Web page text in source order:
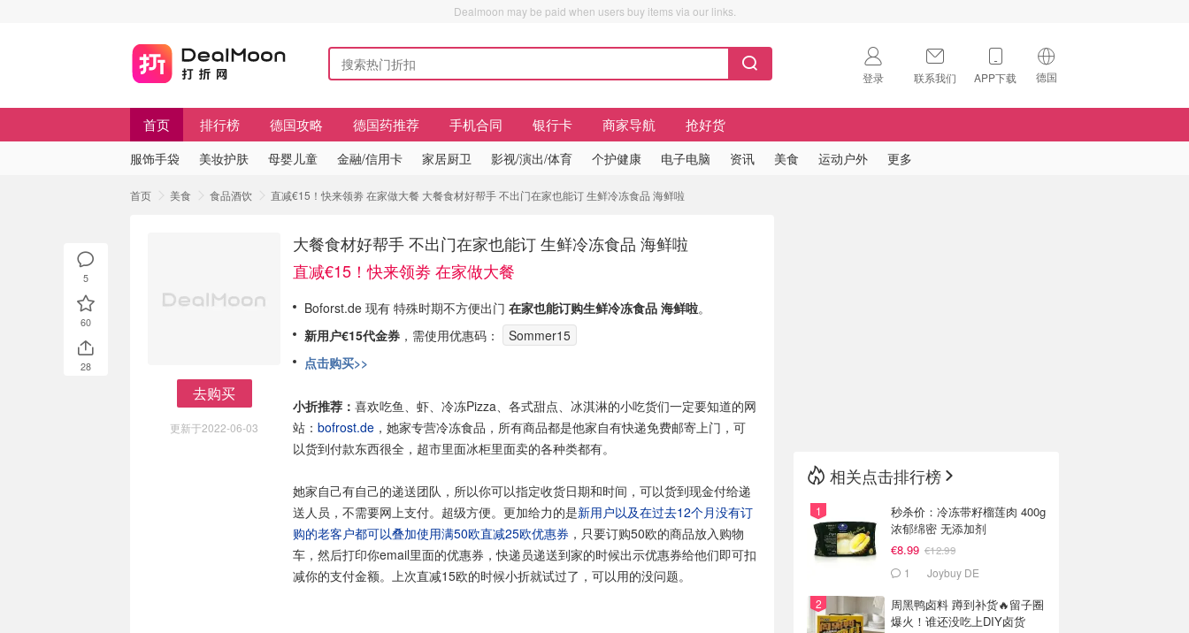
Dealmoon may be paid when users buy items via our links.
登录 联系我们 APP下载 德国
🇺🇸
首页 排行榜 德国攻略 德国药推荐 手机合同 银行卡 商家导航 抢好货
服饰手袋 美妆护肤 母婴儿童 金融/信用卡 家居厨卫 影视/演出/体育 个护健康 电子电脑 资讯 美食 运动户外 更多
首页 美食 食品酒饮 直减€15！快来领劵 在家做大餐 大餐食材好帮手 不出门在家也能订 生鲜冷冻食品 海鲜啦
去购买
更新于2022-06-03
大餐食材好帮手 不出门在家也能订 生鲜冷冻食品 海鲜啦
直减€15！快来领劵 在家做大餐
Boforst.de 现有 特殊时期不方便出门 在家也能订购生鲜冷冻食品 海鲜啦。
新用户€15代金券 ，需使用优惠码：
Sommer15
点击购买>>
小折推荐： 喜欢吃鱼、虾、冷冻Pizza、各式甜点、冰淇淋的小吃货们一定要知道的网
站： bofrost.de ，她家专营冷冻食品，所有商品都是他家自有快递免费邮寄上门，可
以货到付款东西很全，超市里面冰柜里面卖的各种类都有。
她家自己有自己的递送团队，所以你可以指定收货日期和时间，可以货到现金付给递
送人员，不需要网上支付。超级方便。更加给力的是新用户以及在过去12个月没有订
购的老客户都可以叠加使用满50欧直减25欧优惠券 ，只要订购50欧的商品放入购物
车，然后打印你email里面的优惠券，快递员递送到家的时候出示优惠券给他们即可扣
减你的支付金额。上次直减15欧的时候小折就试过了，可以用的没问题。
5
60
28
相关点击排行榜
秒杀价：冷冻带籽榴莲肉 400g
浓郁绵密 无添加剂
€8.99 €12.99
1 Joybuy DE
周黑鸭卤料 蹲到补货🔥留子圈
爆火！谁还没吃上DIY卤货